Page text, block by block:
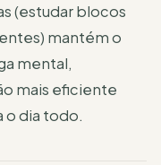
(estudar blocos
mantém o
mental,
mais eficiente
o dia todo.